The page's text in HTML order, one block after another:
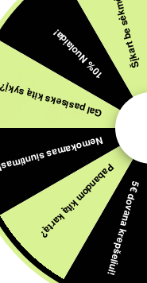
10ML Fruizee
Turime:80
5€ dovana krepšeliui!
Pabandom kitą kartą?
siuntimas!
Gal pasiseks kitą sykį?
10% Nuolaida!Šįkart be sėkmės!